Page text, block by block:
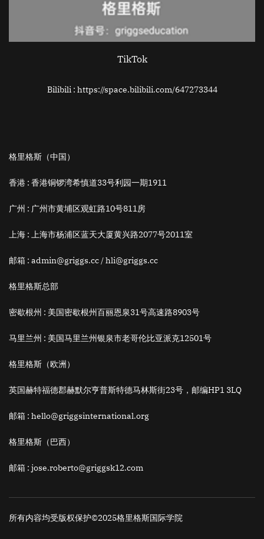
TikTok
Bilibili : https://space.bilibili.com/647273344
格里格斯（中国）
香港 : 香港铜锣湾希慎道33号利园一期1911
广州 : 广州市黄埔区观虹路10号811房
上海 : 上海市杨浦区蓝天大厦黄兴路2077号2011室
邮箱 : admin@griggs.cc / hli@griggs.cc
格里格斯总部
密歇根州 : 美国密歇根州百丽恩泉31号高速路8903号
马里兰州 : 美国马里兰州银泉市老哥伦比亚派克12501号
格里格斯（欧洲）
英国赫特福德郡赫默尔亨普斯特德马林斯街23号，邮编HP1 3LQ
邮箱 : hello@griggsinternational.org
格里格斯（巴西）
邮箱 : jose.roberto@griggsk12.com
所有内容均受版权保护©2025格里格斯国际学院